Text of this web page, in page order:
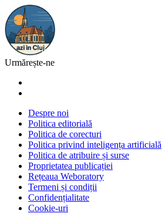
Urmărește-ne
Despre noi
Politica editorială
Politica de corecturi
Politica privind inteligența artificială
Politica de atribuire și surse
Proprietatea publicației
Rețeaua Weboratory
Termeni și condiții
Confidențialitate
Cookie-uri